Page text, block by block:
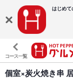
はじめて
コース一覧
個室×炭火焼き串